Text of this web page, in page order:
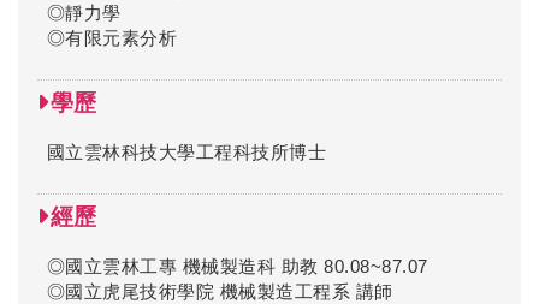
◎靜力學
◎有限元素分析
學歷
國立雲林科技大學工程科技所博士
經歷
◎國立雲林工專 機械製造科 助教 80.08~87.07
◎國立虎尾技術學院 機械製造工程系 講師